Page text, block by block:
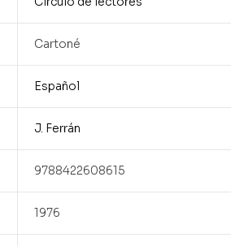
Cartoné
Español
J. Ferrán
9788422608615
1976